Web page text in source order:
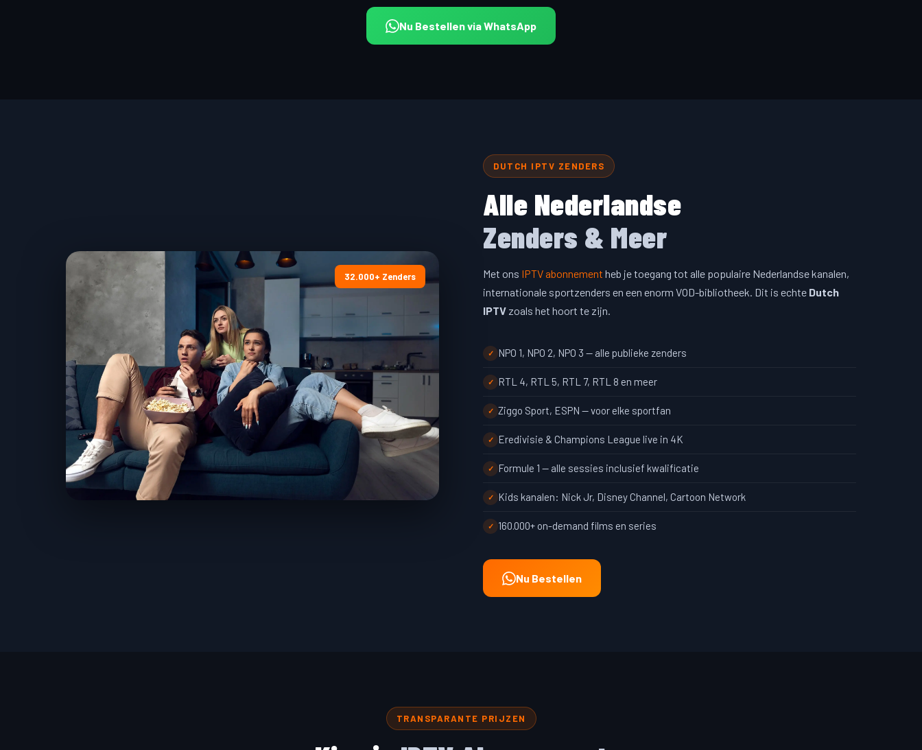
Nu Bestellen via WhatsApp
32.000+ Zenders
DUTCH IPTV ZENDERS
Alle Nederlandse
Zenders & Meer
Met ons IPTV abonnement heb je toegang tot alle populaire Nederlandse kanalen,
internationale sportzenders en een enorm VOD-bibliotheek. Dit is echte Dutch
IPTV zoals het hoort te zijn.
NPO 1, NPO 2, NPO 3 — alle publieke zenders
RTL 4, RTL 5, RTL 7, RTL 8 en meer
Ziggo Sport, ESPN — voor elke sportfan
Eredivisie & Champions League live in 4K
Formule 1 — alle sessies inclusief kwalificatie
Kids kanalen: Nick Jr, Disney Channel, Cartoon Network
160.000+ on-demand films en series
Nu Bestellen
TRANSPARANTE PRIJZEN